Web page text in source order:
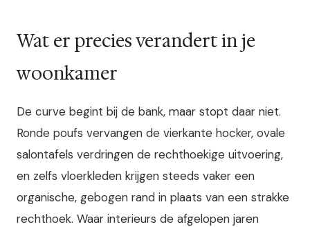
Wat er precies verandert in je
woonkamer
De curve begint bij de bank, maar stopt daar niet.
Ronde poufs vervangen de vierkante hocker, ovale
salontafels verdringen de rechthoekige uitvoering,
en zelfs vloerkleden krijgen steeds vaker een
organische, gebogen rand in plaats van een strakke
rechthoek. Waar interieurs de afgelopen jaren